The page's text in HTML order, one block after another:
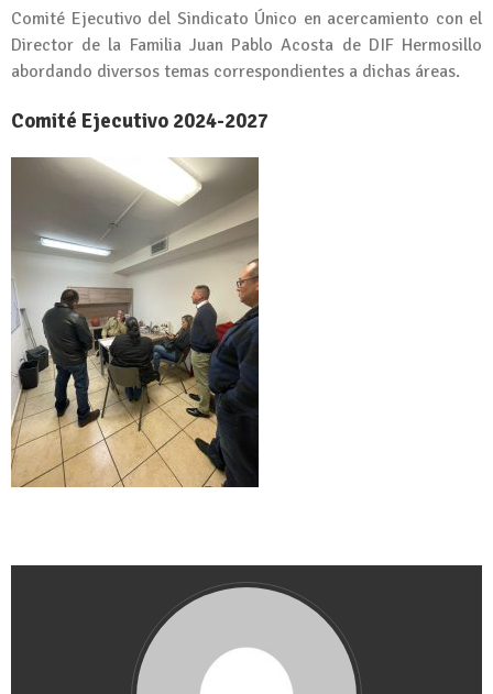
Comité Ejecutivo del Sindicato Único en acercamiento con el
Director de la Familia Juan Pablo Acosta de DIF Hermosillo
abordando diversos temas correspondientes a dichas áreas.
Comité Ejecutivo 2024-2027